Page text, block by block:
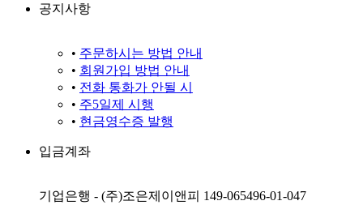
공지사항
• 주문하시는 방법 안내
• 회원가입 방법 안내
• 전화 통화가 안될 시
• 주5일제 시행
• 현금영수증 발행
입금계좌
기업은행 - (주)조은제이앤피 149-065496-01-047